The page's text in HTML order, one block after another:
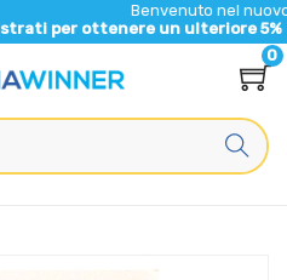
Benvenuto nel nuovo sito di
ottenere un ulteriore 5% di
0